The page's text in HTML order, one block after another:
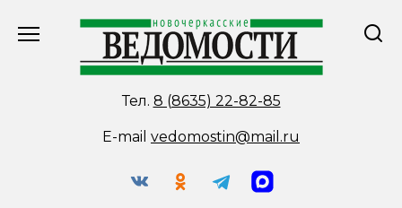
Тел. 8 (8635) 22-82-85
E-mail vedomostin@mail.ru